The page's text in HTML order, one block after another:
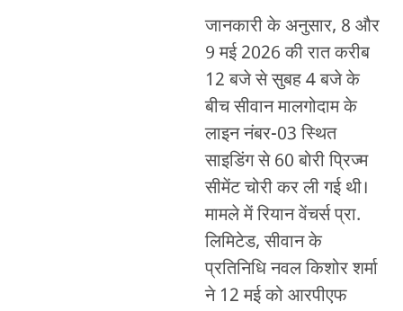
जानकारी के अनुसार, 8 और
9 मई 2026 की रात करीब
12 बजे से सुबह 4 बजे के
बीच सीवान मालगोदाम के
लाइन नंबर-03 स्थित
साइडिंग से 60 बोरी प्रिज्म
सीमेंट चोरी कर ली गई थी।
मामले में रियान वेंचर्स प्रा.
लिमिटेड, सीवान के
प्रतिनिधि नवल किशोर शर्मा
ने 12 मई को आरपीएफ